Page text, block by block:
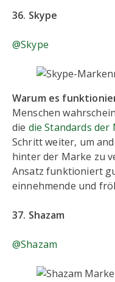
36. Skype
@Skype
Warum es
Menschen
die die Standards der
Schritt weiter, um
hinter der Marke zu
Ansatz funktioniert
einnehmende und
37. Shazam
@Shazam